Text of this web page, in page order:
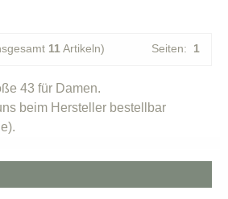
11 Artikeln) Seiten: 1
43 für Damen.
beim Hersteller bestellbar